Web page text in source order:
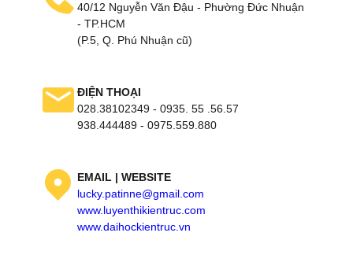
40/12 Nguyễn Văn Đậu - Phường Đức Nhuận
- TP.HCM
(P.5, Q. Phú Nhuận cũ)
ĐIỆN THOẠI
028.38102349 - 0935. 55 .56.57
938.444489 - 0975.559.880
EMAIL | WEBSITE
lucky.patinne@gmail.com
www.luyenthikientruc.com
www.daihockientruc.vn